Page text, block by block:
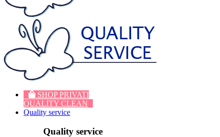
SHOP PRIVATI
QUALITY CLEAN
Quality service
Quality service